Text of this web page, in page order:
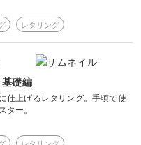
レタリング
礎編
仕上げるレタリング。手頃で使
ー。